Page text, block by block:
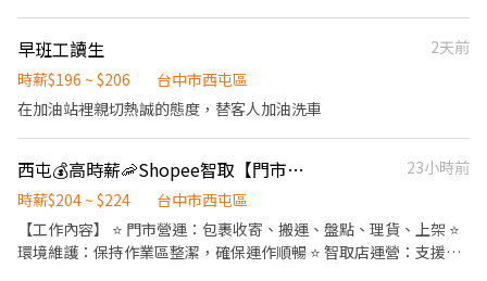
早班工讀生
2天前
時薪$196 ~ $206
台中市西屯區
在加油站裡親切熱誠的態度，替客人加油洗車
西屯💰高時薪🦐Shopee智取【門市人員】
23小時前
時薪$204 ~ $224
台中市西屯區
【工作內容】 ⭐️ 門市營運：包裹收寄、搬運、盤點、理貨、上架 ⭐️
環境維護：保持作業區整潔，確保運作順暢 ⭐️ 智取店運營：支援無